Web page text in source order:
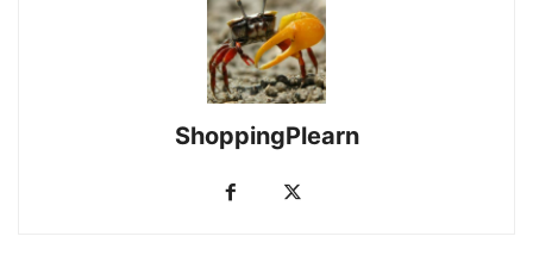
ShoppingPlearn